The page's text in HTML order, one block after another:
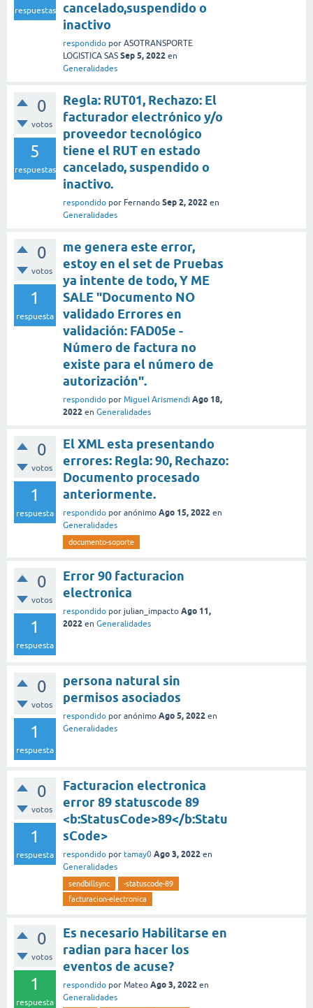
respuestas
cancelado,suspendido o
inactivo
respondido por ASOTRANSPORTE
LOGISTICA SAS Sep 5, 2022 en
Generalidades
0
votos
5
respuestas
Regla: RUT01, Rechazo: El
facturador electrónico y/o
proveedor tecnológico
tiene el RUT en estado
cancelado, suspendido o
inactivo.
respondido por Fernando Sep 2, 2022 en
Generalidades
0
votos
1
respuesta
me genera este error,
estoy en el set de Pruebas
ya intente de todo, Y ME
SALE "Documento NO
validado Errores en
validación: FAD05e -
Número de factura no
existe para el número de
autorización".
respondido por Miguel Arismendi Ago 18,
2022 en Generalidades
0
votos
1
respuesta
El XML esta presentando
errores: Regla: 90, Rechazo:
Documento procesado
anteriormente.
respondido por anónimo Ago 15, 2022 en
Generalidades
documento-soporte
0
votos
1
respuesta
Error 90 facturacion
electronica
respondido por julian_impacto Ago 11,
2022 en Generalidades
0
votos
1
respuesta
persona natural sin
permisos asociados
respondido por anónimo Ago 5, 2022 en
Generalidades
0
votos
1
respuesta
Facturacion electronica
error 89 statuscode 89
<b:StatusCode>89</b:Statu
sCode>
respondido por tamay0 Ago 3, 2022 en
Generalidades
sendbillsync
-statuscode-89
facturacion-electronica
0
votos
1
respuesta
Es necesario Habilitarse en
radian para hacer los
eventos de acuse?
respondido por Mateo Ago 3, 2022 en
Generalidades